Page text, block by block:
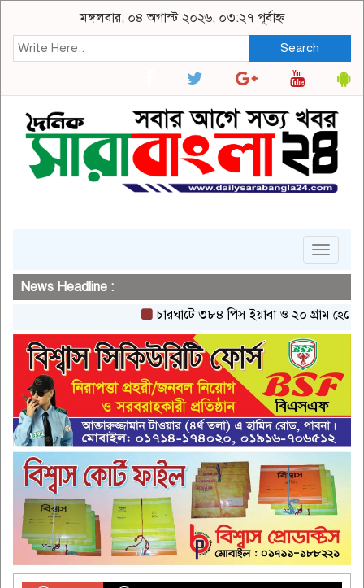
মঙ্গলবার, ০৪ অগাস্ট ২০২৬, ০৩:২৭ পূর্বাহ্ন
Search
Toggle
News Headline :
চারঘাটে ৩৮৪ পিস ইয়াবা ও ২০ গ্রাম হেরোইনসহ